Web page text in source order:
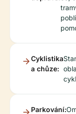
Cyklistika
a chůze:
Parkování: